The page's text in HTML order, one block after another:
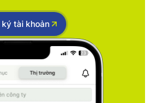
tài khoản